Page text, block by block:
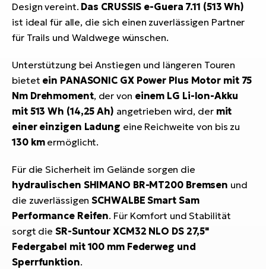
Design vereint. Das CRUSSIS e-Guera 7.11 (513 Wh)
ist ideal für alle, die sich einen zuverlässigen Partner
für Trails und Waldwege wünschen.
Unterstützung bei Anstiegen und längeren Touren
bietet ein PANASONIC GX Power Plus Motor mit 75
Nm Drehmoment, der von einem LG Li-Ion-Akku
mit 513 Wh (14,25 Ah) angetrieben wird, der mit
einer einzigen Ladung eine Reichweite von bis zu
130 kmermöglicht.
Für die Sicherheit im Gelände sorgen die
hydraulischen SHIMANO BR-MT200 Bremsen und
die zuverlässigenSCHWALBE Smart Sam
Performance Reifen. Für Komfort und Stabilität
sorgt dieSR-Suntour XCM32 NLO DS 27,5"
Federgabel mit 100 mm Federweg und
Sperrfunktion.